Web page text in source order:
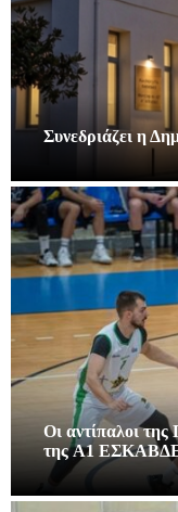
Συνεδριάζει η
Οι αντίπαλοι
της A1